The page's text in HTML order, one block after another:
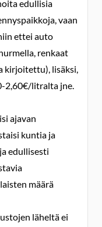
edullisia
vaan
ettei auto
renkaat
kirjoitettu), lisäksi,
2,60€/litralta jne.
ajavan
kuntia ja
edullisesti
määrä
läheltä ei